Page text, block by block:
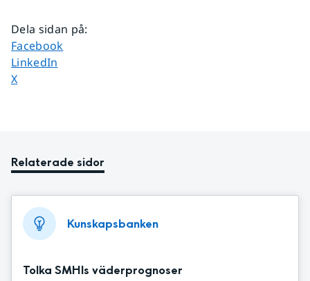
Dela sidan på:
Dela sidan på
Facebook
Dela sidan på
LinkedIn
Dela sidan på
X
Relaterade sidor
Kunskapsbanken
Tolka SMHIs väderprognoser